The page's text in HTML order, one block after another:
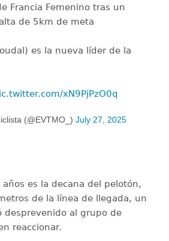
Francia Femenino tras un
de 5km de meta
es la nueva líder de la
xN9PjPzO0q
(@EVTMO_) July 27, 2025
es la decana del pelotón,
de la línea de llegada, un
desprevenido al grupo de
reaccionar.